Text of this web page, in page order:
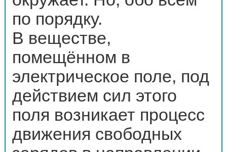
по порядку.
В веществе,
помещённом в
электрическое поле, под
действием сил этого
поля возникает процесс
движения свободных